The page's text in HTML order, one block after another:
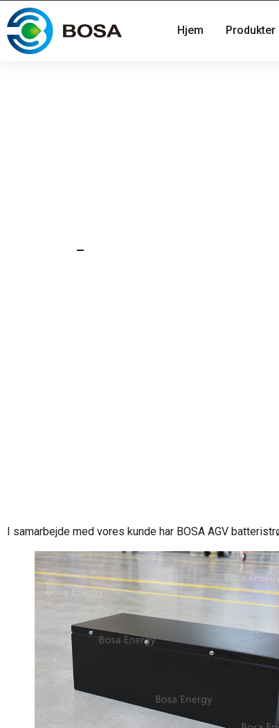
Hjem Produkter
I samarbejde med vores kunde har BOSA AGV